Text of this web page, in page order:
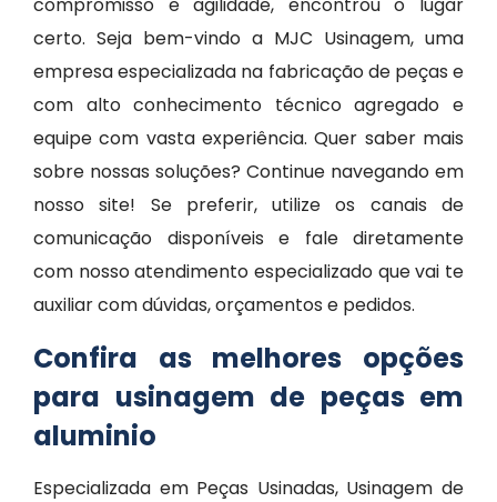
certo. Seja bem-vindo a MJC Usinagem, uma
empresa especializada na fabricação de peças e
com alto conhecimento técnico agregado e
equipe com vasta experiência. Quer saber mais
sobre nossas soluções? Continue navegando em
nosso site! Se preferir, utilize os canais de
comunicação disponíveis e fale diretamente
com nosso atendimento especializado que vai te
auxiliar com dúvidas, orçamentos e pedidos.
Confira as melhores opções
para usinagem de peças em
aluminio
Especializada em Peças Usinadas, Usinagem de